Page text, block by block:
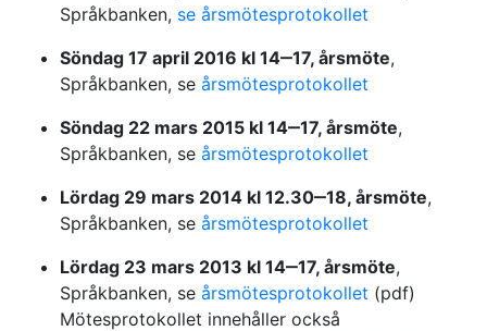
Språkbanken, se årsmötesprotokollet
Söndag 17 april 2016 kl 14‒17, årsmöte,
Språkbanken, se årsmötesprotokollet
Söndag 22 mars 2015 kl 14‒17, årsmöte,
Språkbanken, se årsmötesprotokollet
Lördag 29 mars 2014 kl 12.30‒18, årsmöte,
Språkbanken, se årsmötesprotokollet
Lördag 23 mars 2013 kl 14‒17, årsmöte,
Språkbanken, se årsmötesprotokollet (pdf)
Mötesprotokollet innehåller också